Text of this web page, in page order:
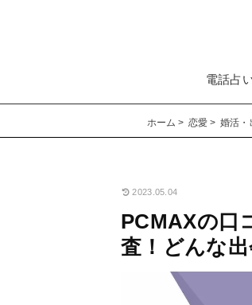
電話占
ホーム 恋愛 婚活・
2023.05.04
PCMAXの口
査！どんな